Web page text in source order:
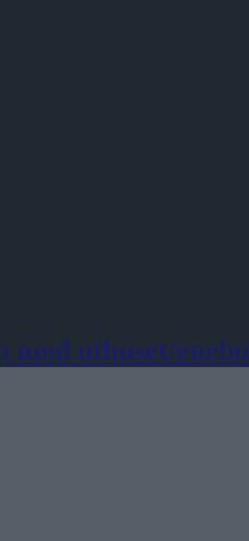
med uthuset/